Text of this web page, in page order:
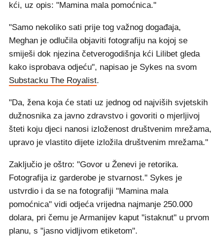
kći, uz opis: "Mamina mala pomoćnica."
"Samo nekoliko sati prije tog važnog događaja,
Meghan je odlučila objaviti fotografiju na kojoj se
smiješi dok njezina četverogodišnja kći Lilibet gleda
kako isprobava odjeću", napisao je Sykes na svom
Substacku The Royalist.
"Da, žena koja će stati uz jednog od najviših svjetskih
dužnosnika za javno zdravstvo i govoriti o mjerljivoj
šteti koju djeci nanosi izloženost društvenim mrežama,
upravo je vlastito dijete izložila društvenim mrežama."
Zaključio je oštro: "Govor u Ženevi je retorika.
Fotografija iz garderobe je stvarnost." Sykes je
ustvrdio i da se na fotografiji "Mamina mala
pomoćnica" vidi odjeća vrijedna najmanje 250.000
dolara, pri čemu je Armanijev kaput "istaknut" u prvom
planu, s "jasno vidljivom etiketom".